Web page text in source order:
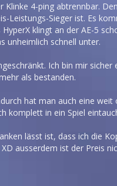
4-ping abtrennbar.
Leistungs-Sieger ist. Es
klingt an der AE-5
unheimlich schnell unter.
Ich bin mir
als bestanden.
hat man auch eine weit
komplett in ein Spiel
lässt ist, dass ich die
ausserdem ist der Preis